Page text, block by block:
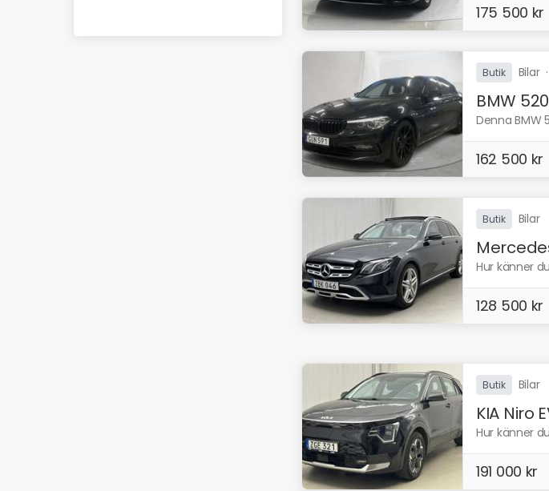
175 500 kr
Butik Bilar·
BMW
Denna BMW
162 500 kr
Butik Bilar
Hur känner
128 500 kr
Butik Bilar
KIA Niro
Hur känner
191 000 kr